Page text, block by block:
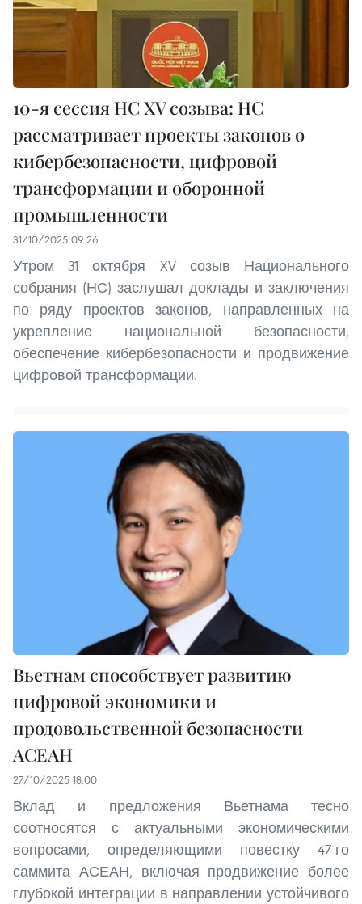
10-я сессия НС XV созыва: НС
рассматривает проекты законов о
кибербезопасности, цифровой
трансформации и оборонной
промышленности
31/10/2025 09:26
Утром 31 октября XV созыв Национального
собрания (НС) заслушал доклады и заключения
по ряду проектов законов, направленных на
укрепление национальной безопасности,
обеспечение кибербезопасности и продвижение
цифровой трансформации.
Вьетнам способствует развитию
цифровой экономики и
продовольственной безопасности
АСЕАН
27/10/2025 18:00
Вклад и предложения Вьетнама тесно
соотносятся с актуальными экономическими
вопросами, определяющими повестку 47-го
саммита АСЕАН, включая продвижение более
глубокой интеграции в направлении устойчивого